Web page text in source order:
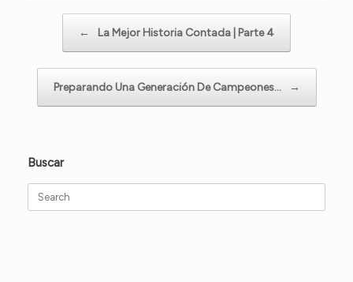
← La Mejor Historia Contada | Parte 4
Preparando Una Generación De Campeones… →
Buscar
Search